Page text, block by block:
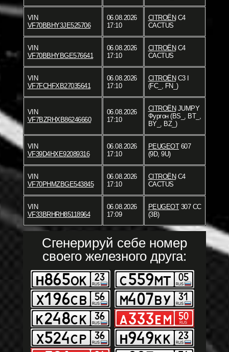
VIN
VF70BBHY3JE525706
06.08.2026
17:10
CITROËN C4
CACTUS
VIN
VF70BBHYBGE576641
06.08.2026
17:10
CITROËN C4
CACTUS
VIN
VF7FCHFXB27035641
06.08.2026
17:10
CITROËN C3 I
(FC_, FN_)
VIN
VF7BZRHXB86246660
06.08.2026
17:10
CITROËN JUMPY
Фургон (BS_, BT_,
BY_, BZ_)
VIN
VF39D4HXE92089316
06.08.2026
17:10
PEUGEOT607
(9D, 9U)
VIN
VF70PHMZBGE543845
06.08.2026
17:10
CITROËN C4
CACTUS
VIN
VF33BRHRH85118964
06.08.2026
17:09
PEUGEOT307 CC
(3B)
Сгенерируй себе номер
своего железного друга: